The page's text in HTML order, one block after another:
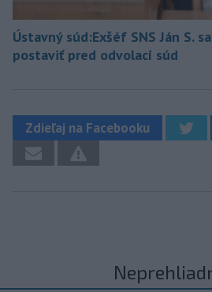
Ústavný súd:Exšéf SNS Ján S.
postaviť pred odvolací súd
Zdieľaj na Facebooku